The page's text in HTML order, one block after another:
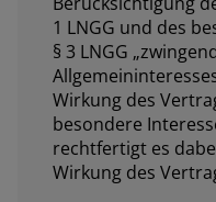
1 LNGG und des
§ 3 LNGG „
Wirkung des
besondere
rechtfertigt es
Wirkung des